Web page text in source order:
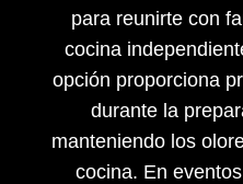
para reunirte con
cocina
opción proporciona
durante la
manteniendo los
cocina. En